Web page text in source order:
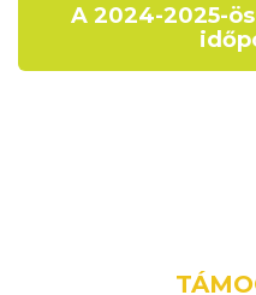
A 2024-2025-